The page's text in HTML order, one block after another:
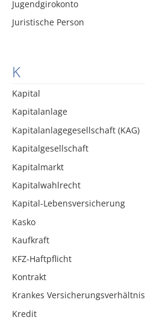
Jugendgirokonto
Juristische Person
K
Kapital
Kapitalanlage
Kapitalanlagegesellschaft (KAG)
Kapitalgesellschaft
Kapitalmarkt
Kapitalwahlrecht
Kapital-Lebensversicherung
Kasko
Kaufkraft
KFZ-Haftpflicht
Kontrakt
Krankes Versicherungsverhältnis
Kredit